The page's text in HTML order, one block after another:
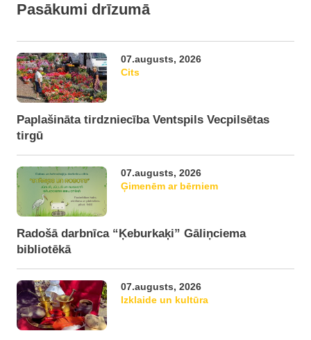
Pasākumi drīzumā
07.augusts, 2026
Cits
Paplašināta tirdzniecība Ventspils Vecpilsētas
tirgū
07.augusts, 2026
Ģimenēm ar bērniem
Radošā darbnīca “Ķeburkaķi” Gāliņciema
bibliotēkā
07.augusts, 2026
Izklaide un kultūra